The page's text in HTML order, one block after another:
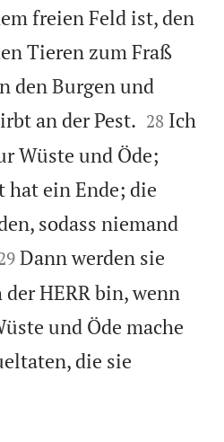
freien Feld ist, den
Tieren zum Fraß
den Burgen und
an der Pest. 

28 Ich
Wüste und Öde;
hat ein Ende; die
sodass niemand
Dann werden sie
HERR bin, wenn
und Öde mache
die sie